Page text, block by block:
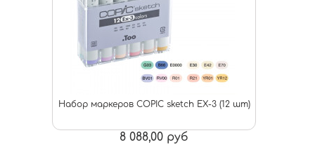
Набор маркеров COPIC sketch EX-3 (12 шт)
8 088,00 руб